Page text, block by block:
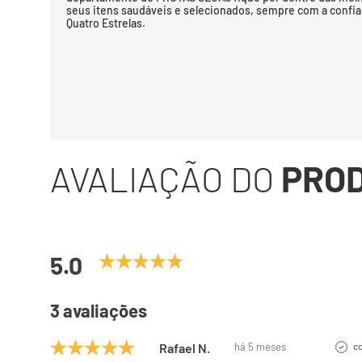
seus itens saudáveis e selecionados, sempre com a
Quatro Estrelas.
AVALIAÇÃO DO
5.0
3 avaliações
Rafael N. há 5 meses